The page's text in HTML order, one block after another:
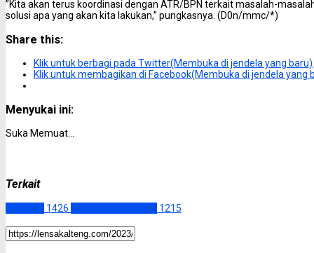
”Kita akan terus koordinasi dengan ATR/BPN terkait masalah-
solusi apa yang akan kita lakukan,” pungkasnya. (D0n/mmc/*)
Share this:
Klik untuk berbagi pada Twitter(Membuka di jendela yang baru)
Klik untuk membagikan di Facebook(Membuka di jendela yang
Menyukai ini:
Suka Memuat...
Terkait
1426 1215